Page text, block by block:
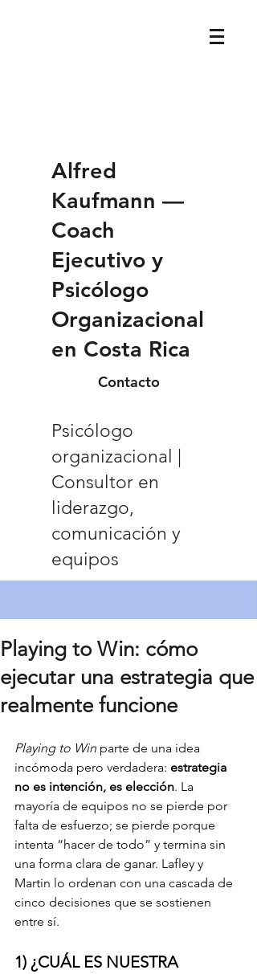
Alfred
Kaufmann —
Coach
Ejecutivo y
Psicólogo
Organizacional
en Costa Rica
Contacto
Psicólogo
organizacional |
Consultor en
liderazgo,
comunicación y
equipos
Playing to Win: cómo
ejecutar una estrategia que
realmente funcione
Playing to Win parte de una idea
incómoda pero verdadera: estrategia
no es intención, es elección. La
mayoría de equipos no se pierde por
falta de esfuerzo; se pierde porque
intenta “hacer de todo” y termina sin
una forma clara de ganar. Lafley y
Martin lo ordenan con una cascada de
cinco decisiones que se sostienen
entre sí.
1) ¿CUÁL ES NUESTRA